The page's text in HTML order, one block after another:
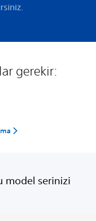
gerekir:
model serinizi